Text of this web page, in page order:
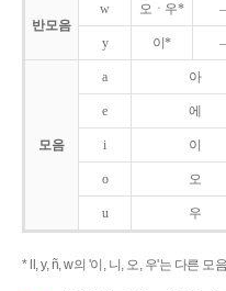
반모음
w 오ㆍ우*
y 이*
모음
a 아
e 에
i 이
o 오
u 우
* ll, y, ñ, w의 '이, 니, 오, 우'는 다른